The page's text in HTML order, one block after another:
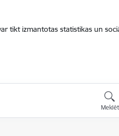
tikt izmantotas statistikas un
Meklēt